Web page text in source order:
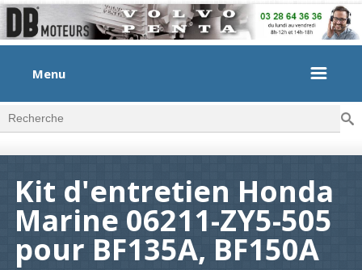
Menu
Formulaire de recherche
Kit d'entretien Honda
Marine 06211-ZY5-505
pour BF135A, BF150A